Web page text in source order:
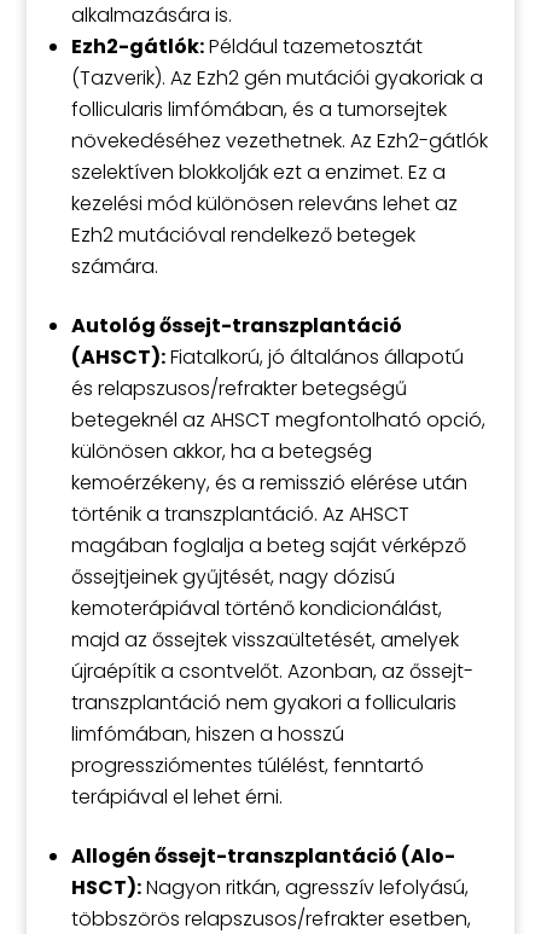
alkalmazására is.
Ezh2-gátlók:Például tazemetosztát
(Tazverik). Az Ezh2 gén mutációi gyakoriak a
follicularis limfómában, és a tumorsejtek
növekedéséhez vezethetnek. Az Ezh2-gátlók
szelektíven blokkolják ezt a enzimet. Ez a
kezelési mód különösen releváns lehet az
Ezh2 mutációval rendelkező betegek
számára.
Autológ őssejt-transzplantáció
(AHSCT):Fiatalkorú, jó általános állapotú
és relapszusos/refrakter betegségű
betegeknél az AHSCT megfontolható opció,
különösen akkor, ha a betegség
kemoérzékeny, és a remisszió elérése után
történik a transzplantáció. Az AHSCT
magában foglalja a beteg saját vérképző
őssejtjeinek gyűjtését, nagy dózisú
kemoterápiával történő kondicionálást,
majd az őssejtek visszaültetését, amelyek
újraépítik a csontvelőt. Azonban, az őssejt-
transzplantáció nem gyakori a follicularis
limfómában, hiszen a hosszú
progressziómentes túlélést, fenntartó
terápiával el lehet érni.
Allogén őssejt-transzplantáció (Alo-
HSCT):Nagyon ritkán, agresszív lefolyású,
többszörös relapszusos/refrakter esetben,